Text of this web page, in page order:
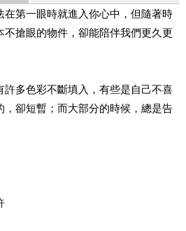
在第一眼時就進入你心中，但隨著時
不搶眼的物件，卻能陪伴我們更久更
許多色彩不斷填入，有些是自己不喜
，卻短暫；而大部分的時候，總是告